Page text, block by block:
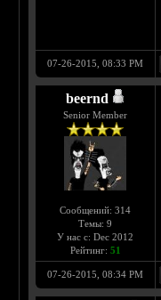
07-26-2015, 08:33 PM
beernd
Senior Member
Сообщений: 314
Темы: 9
У нас с: Dec 2012
Рейтинг: 51
07-26-2015, 08:34 PM